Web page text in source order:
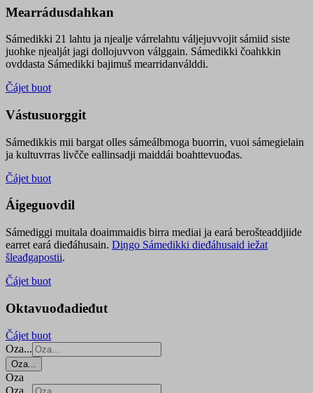
Mearrádusdahkan
Sámedikki 21 lahtu ja njealje várrelahtu váljejuvvojit sámiid siste
juohke njealját jagi dollojuvvon válggain. Sámedikki čoahkkin
ovddasta Sámedikki bajimuš mearridanválddi.
Čájet buot
Vástusuorggit
Sámedikkis mii bargat olles sámeálbmoga buorrin, vuoi sámegielain
ja kultuvrras livčče eallinsadji maiddái boahttevuođas.
Čájet buot
Áigeguovdil
Sámediggi muitala doaimmaidis birra mediai ja eará berošteaddjiide
earret eará dieđáhusain. Diŋgo Sámedikki dieđáhusaid iežat
šleađgapostii.
Čájet buot
Oktavuođadieđut
Čájet buot
Oza...
Oza...
Oza
Oza...